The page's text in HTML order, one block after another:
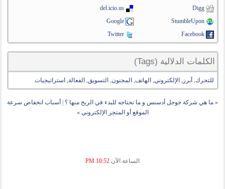
Digg
del.icio.us
StumbleUpon
Google
Facebook
Twitter
الكلمات الدلالية (Tags)
للتحرك, أبرز , الإلكتروني, الهاتف, المجنون, التسويق, الفعالة, استراتيجيات
« ما هي شركة جوجل أدسنس و ما تحتاجه للبدء في الربح منها ؟
أسباب انخفاض سرعة
الموقع أو المتجر الإلكتروني »
الساعة الآن 10:52 PM